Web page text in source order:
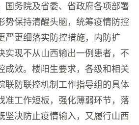
国务院及省委、省政府各项部署
势保持清醒头脑，统筹疫情防控
严更细落实防控措施，内防扩
实现不从山西输出一例患者，不
成效。楼阳生要求，各级和相关
联防联控机制工作指导组的具体
准工作短板，强化薄弱环节，落
坚决防止疫情输入，又履行山西